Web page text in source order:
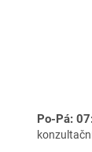
Po-Pá: